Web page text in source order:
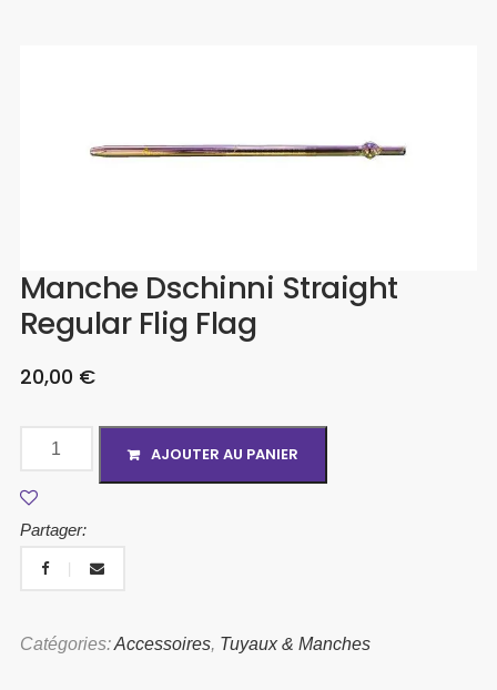
Manche Dschinni Straight
Regular Flig Flag
20,00 €
AJOUTER AU PANIER
Partager:
Catégories:Accessoires, Tuyaux & Manches